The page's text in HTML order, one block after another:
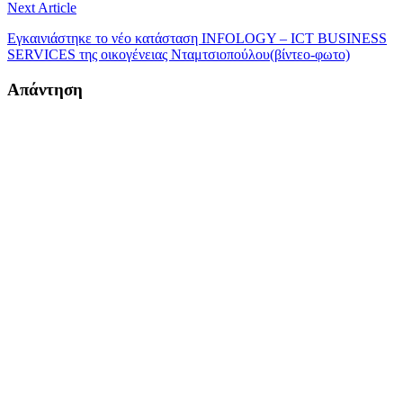
Next Article
Εγκαινιάστηκε το νέο κατάσταση INFOLOGY – ICT BUSINESS
SERVICES της οικογένειας Νταμτσιοπούλου(βίντεο-φωτο)
Απάντηση